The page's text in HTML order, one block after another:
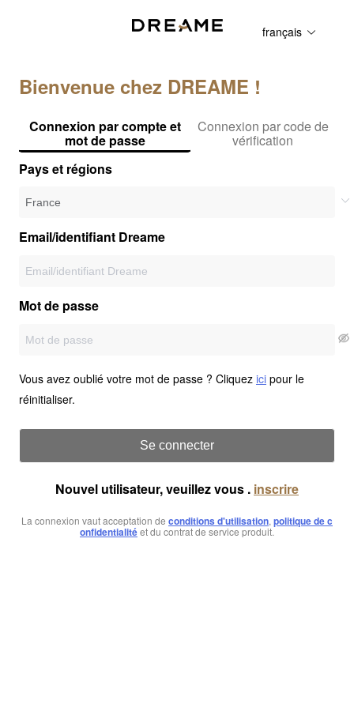
français
Bienvenue chez DREAME !
Connexion par compte et
mot de passe
Connexion par code de
vérification
Pays et régions
Email/identifiant Dreame
Mot de passe
Vous avez oublié votre mot de passe ? Cliquez ici pour le
réinitialiser.
Se connecter
Nouvel utilisateur, veuillez vous . inscrire
La connexion vaut acceptation de conditions d'utilisation, politique de c
onfidentialitéet du contrat de service produit.